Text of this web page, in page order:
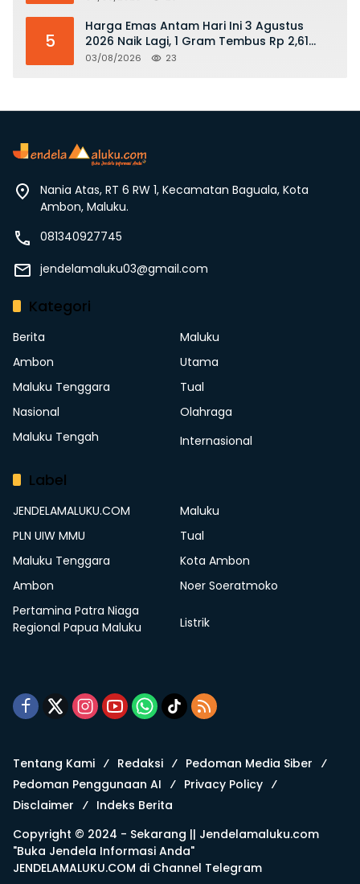
5
Harga Emas Antam Hari Ini 3 Agustus
2026 Naik Lagi, 1 Gram Tembus Rp 2,61
Juta
03/08/2026 23
Nania Atas, RT 6 RW 1, Kecamatan Baguala, Kota
Ambon, Maluku.
081340927745
jendelamaluku03@gmail.com
Kategori
Berita
Maluku
Ambon
Utama
Maluku Tenggara
Tual
Nasional
Olahraga
Maluku Tengah
Internasional
Label
JENDELAMALUKU.COM
Maluku
PLN UIW MMU
Tual
Maluku Tenggara
Kota Ambon
Ambon
Noer Soeratmoko
Pertamina Patra Niaga
Regional Papua Maluku
Listrik
Tentang Kami Redaksi
Pedoman Media Siber
Pedoman Penggunaan AI
Privacy Policy
Disclaimer
Indeks Berita
Copyright © 2024 - Sekarang || Jendelamaluku.com
"Buka Jendela Informasi Anda"
JENDELAMALUKU.COM di Channel Telegram